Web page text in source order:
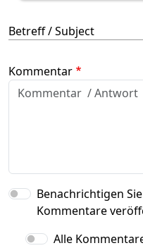
Betreff / Subject
Kommentar
Benachrichtigen
Kommentare
Alle